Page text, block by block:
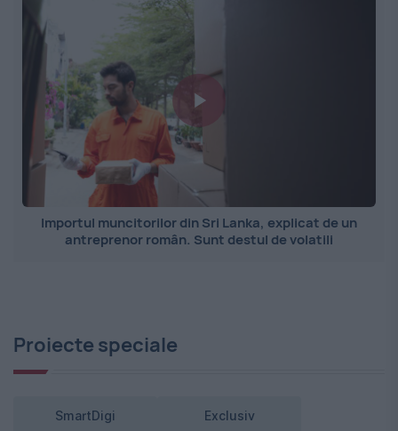
Importul muncitorilor din Sri Lanka, explicat de un
antreprenor român. Sunt destul de volatili
Proiecte speciale
SmartDigi Exclusiv